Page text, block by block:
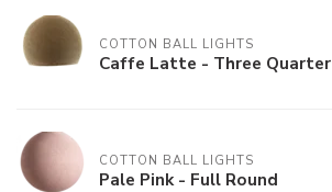
COTTON BALL LIGHTS
Caffe Latte - Three Quarter
COTTON BALL LIGHTS
Pale Pink - Full Round